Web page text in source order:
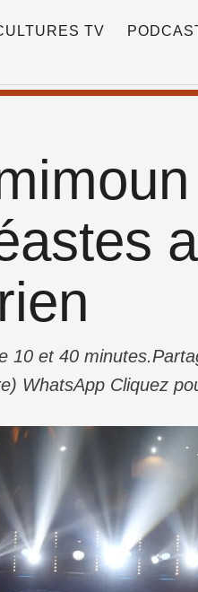
TV
10 et 40
WhatsApp Cliquez